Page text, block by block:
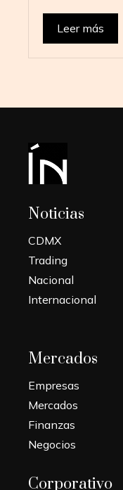
Leer más
Noticias
CDMX
Trading
Nacional
Internacional
Mercados
Empresas
Mercados
Finanzas
Negocios
Corporativo